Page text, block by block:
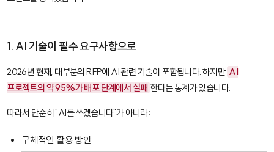
1. AI 기술이 필수 요구사항으로
2026년 현재, 대부분의 RFP에 AI 관련 기술이 포함됩니다. 하지만 AI
프로젝트의 약 95%가 배포 단계에서 실패 한다는 통계가 있습니다.
따라서 단순히 "AI를 쓰겠습니다"가 아니라:
구체적인 활용 방안